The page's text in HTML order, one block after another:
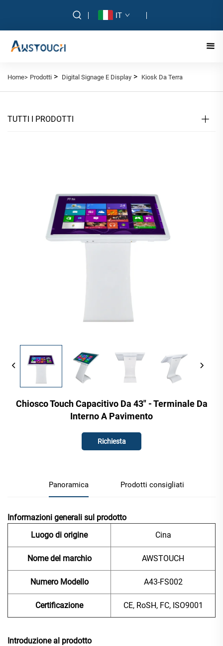
IT
Home> Prodotti > Digital Signage E Display > Kiosk Da Terra
TUTTI I PRODOTTI
Chiosco Touch Capacitivo Da 43" - Terminale Da
Interno A Pavimento
Richiesta
Panoramica Prodotti consigliati
Informazioni generali sul prodotto
Luogo di origine
Cina
Nome del marchio AWSTOUCH
Numero Modello A43-FS002
Certificazione CE, RoSH, FC, ISO9001
Introduzione al prodotto